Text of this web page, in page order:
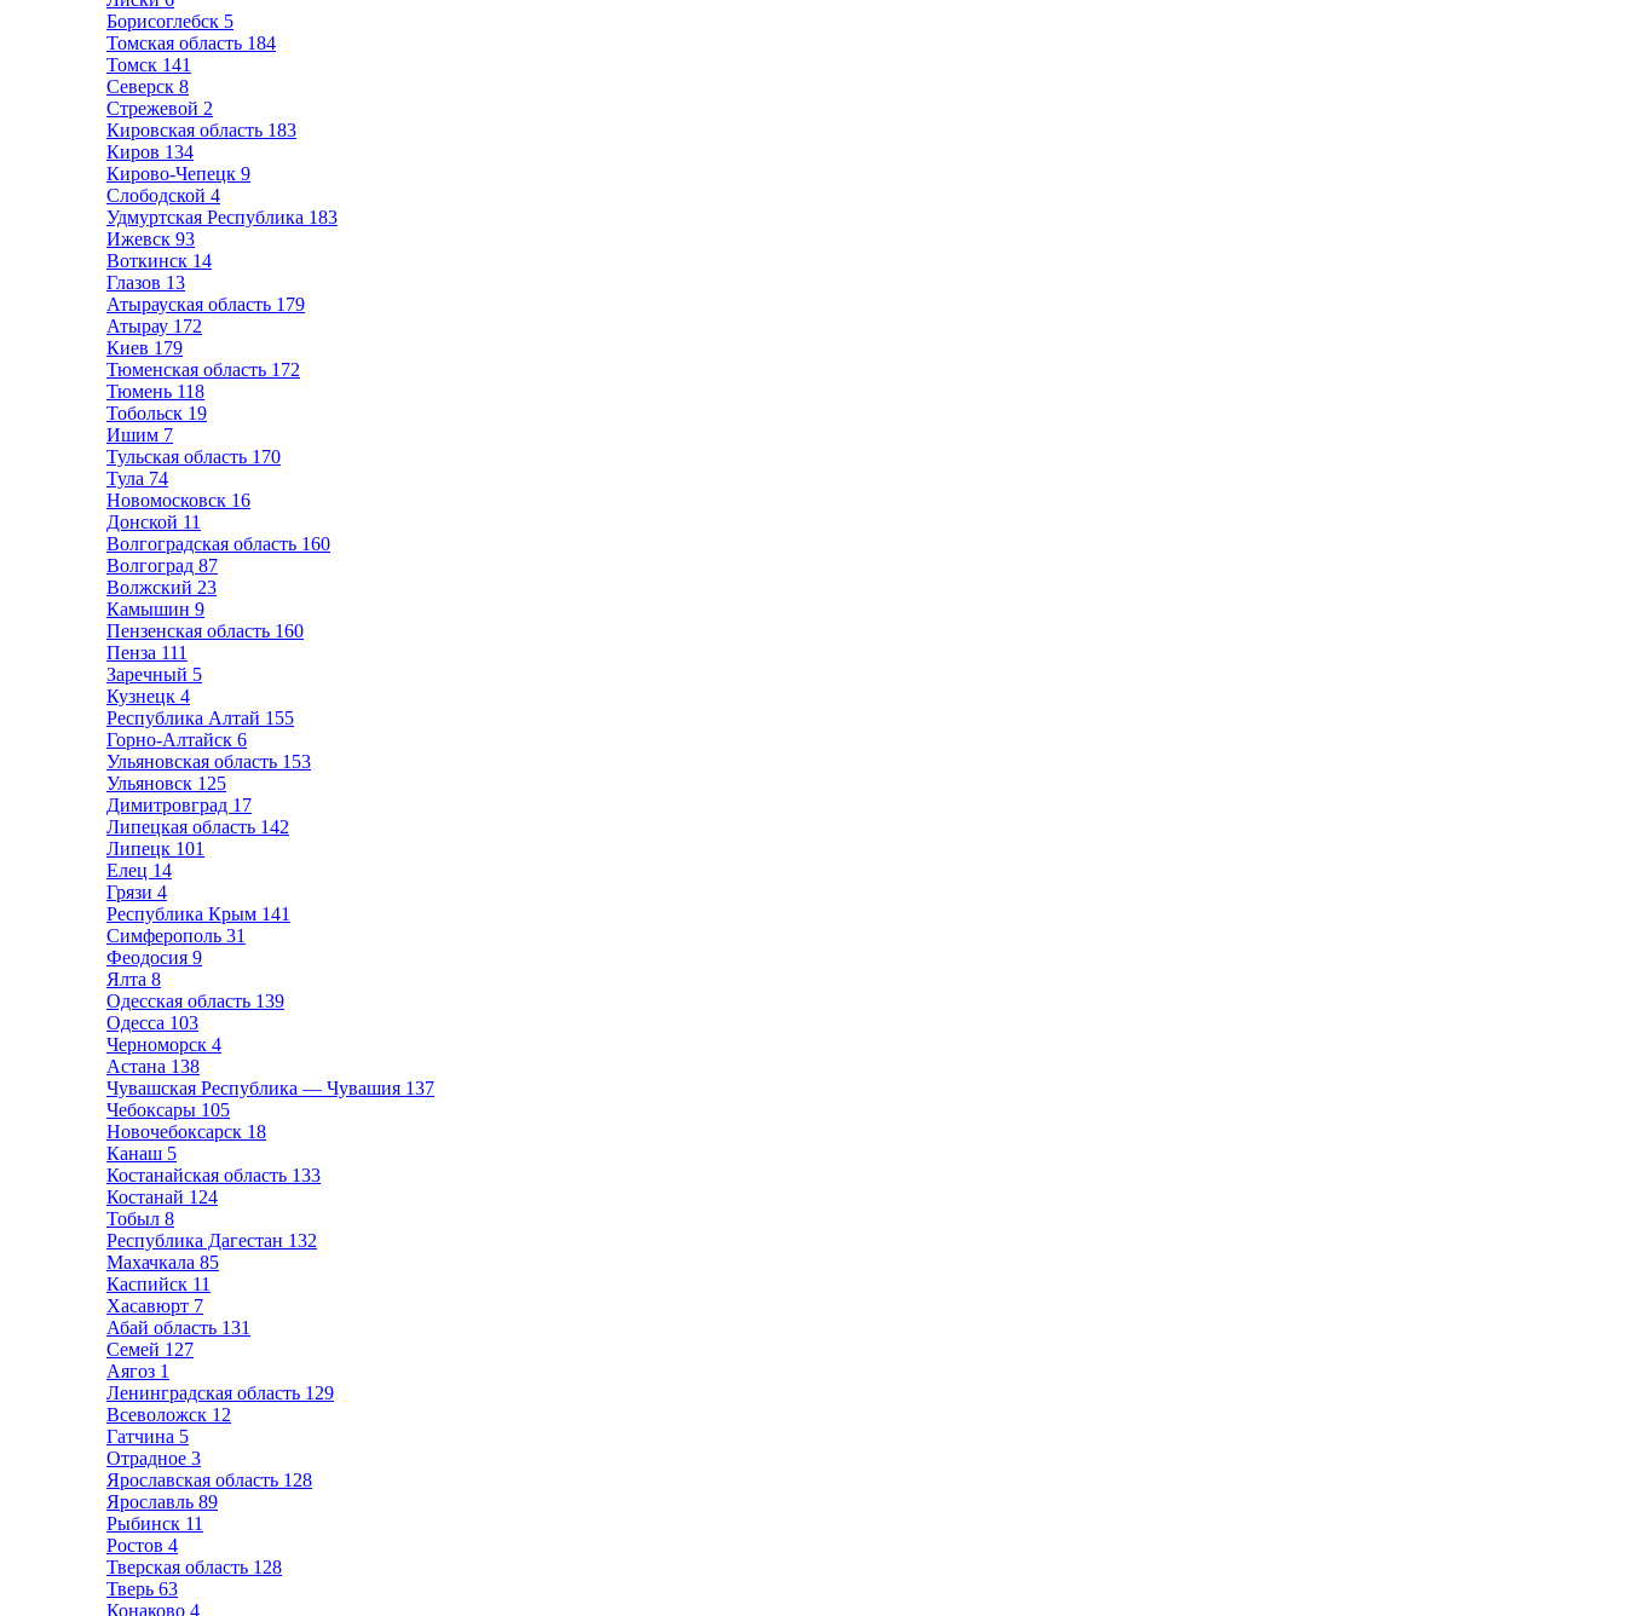
Борисоглебск 5
Томская область 184
Томск 141
Северск 8
Стрежевой 2
Кировская область 183
Киров 134
Кирово-Чепецк 9
Слободской 4
Удмуртская Республика 183
Ижевск 93
Воткинск 14
Глазов 13
Атырауская область 179
Атырау 172
Киев 179
Тюменская область 172
Тюмень 118
Тобольск 19
Ишим 7
Тульская область 170
Тула 74
Новомосковск 16
Донской 11
Волгоградская область 160
Волгоград 87
Волжский 23
Камышин 9
Пензенская область 160
Пенза 111
Заречный 5
Кузнецк 4
Республика Алтай 155
Горно-Алтайск 6
Ульяновская область 153
Ульяновск 125
Димитровград 17
Липецкая область 142
Липецк 101
Елец 14
Грязи 4
Республика Крым 141
Симферополь 31
Феодосия 9
Ялта 8
Одесская область 139
Одесса 103
Черноморск 4
Астана 138
Чувашская Республика — Чувашия 137
Чебоксары 105
Новочебоксарск 18
Канаш 5
Костанайская область 133
Костанай 124
Тобыл 8
Республика Дагестан 132
Махачкала 85
Каспийск 11
Хасавюрт 7
Абай область 131
Семей 127
Аягоз 1
Ленинградская область 129
Всеволожск 12
Гатчина 5
Отрадное 3
Ярославская область 128
Ярославль 89
Рыбинск 11
Ростов 4
Тверская область 128
Тверь 63
Конаково 4